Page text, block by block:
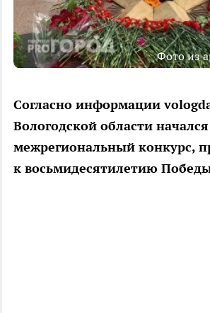
Фото из
Согласно информации
Вологодской области начался
межрегиональный конкурс,
к восьмидесятилетию